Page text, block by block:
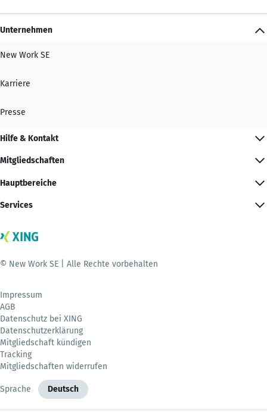
Unternehmen
New Work SE
Karriere
Presse
Hilfe & Kontakt
Mitgliedschaften
Hauptbereiche
Services
© New Work SE | Alle Rechte vorbehalten
Impressum
AGB
Datenschutz bei XING
Datenschutzerklärung
Mitgliedschaft kündigen
Tracking
Mitgliedschaften widerrufen
Sprache Deutsch